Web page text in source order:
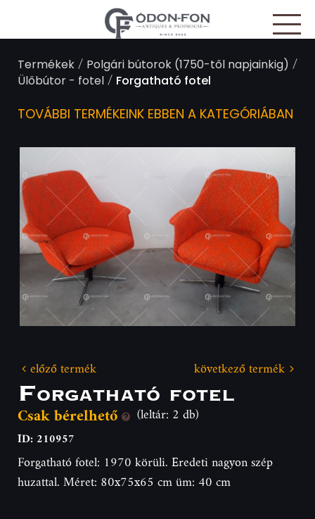
Termékek/ Polgári bútorok (1750-től napjainkig) /
Ülőbútor - fotel/ Forgatható fotel
TOVÁBBI TERMÉKEINK EBBEN A KATEGÓRIÁBAN
előző termék következő termék
Forgatható fotel
Csak bérelhető (leltár: 2 db)
ID: 210957
Forgatható fotel: 1970 körüli. Eredeti nagyon szép
huzattal. Méret: 80x75x65 cm üm: 40 cm